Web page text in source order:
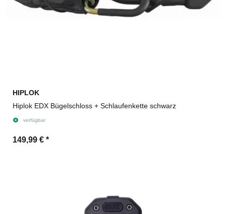
HIPLOK
Hiplok EDX Bügelschloss + Schlaufenkette schwarz
verfügbar
149,99 € *